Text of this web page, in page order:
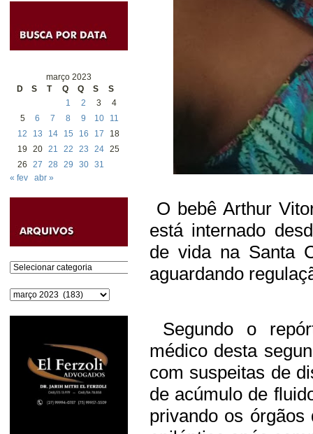
março 2023
D
S T Q Q S
S
1
2 3
4
5
6 7 8 9 10
11
12
13 14 15 16 17
18
19
20 21 22 23 24 25
26
27 28 29 30 31
« fev
abr »
Categorias
Arquivos
O bebê Arthur
está internado
de vida na Santa
aguardando
Segundo o
médico desta
com suspeitas de
de acúmulo de
privando os órgãos